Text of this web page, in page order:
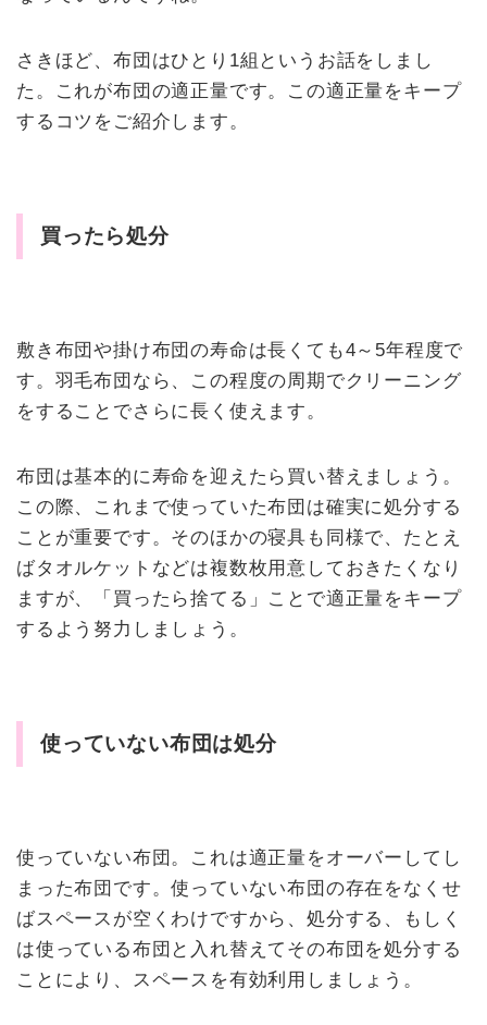
さきほど、布団はひとり1組というお話をしまし
た。これが布団の適正量です。この適正量をキープ
するコツをご紹介します。
買ったら処分
敷き布団や掛け布団の寿命は長くても4～5年程度で
す。羽毛布団なら、この程度の周期でクリーニング
をすることでさらに長く使えます。
布団は基本的に寿命を迎えたら買い替えましょう。
この際、これまで使っていた布団は確実に処分する
ことが重要です。そのほかの寝具も同様で、たとえ
ばタオルケットなどは複数枚用意しておきたくなり
ますが、「買ったら捨てる」ことで適正量をキープ
するよう努力しましょう。
使っていない布団は処分
使っていない布団。これは適正量をオーバーしてし
まった布団です。使っていない布団の存在をなくせ
ばスペースが空くわけですから、処分する、もしく
は使っている布団と入れ替えてその布団を処分する
ことにより、スペースを有効利用しましょう。